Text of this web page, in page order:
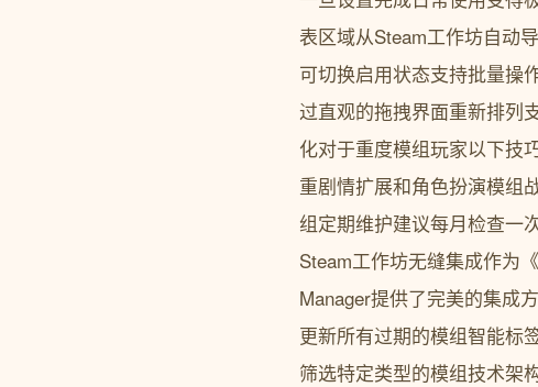
表区域从Steam工作坊自动
可切换启用状态支持批量操
过直观的拖拽界面重新排列
化对于重度模组玩家以下技
重剧情扩展和角色扮演模组
组定期维护建议每月检查一
Steam工作坊无缝集成作为
Manager提供了完美的集成
更新所有过期的模组智能标
筛选特定类型的模组技术架